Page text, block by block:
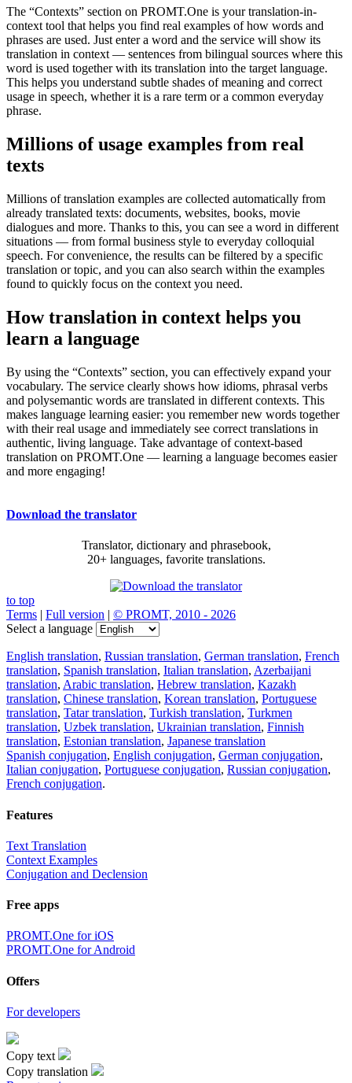
The “Contexts” section on PROMT.One is your translation-in-
context tool that helps you find real examples of how words and
phrases are used. Just enter a word and the service will show its
translation in context — sentences from bilingual sources where this
word is used together with its translation into the target language.
This helps you understand subtle shades of meaning and correct
usage in speech, whether it is a rare term or a common everyday
phrase.
Millions of usage examples from real
texts
Millions of translation examples are collected automatically from
already translated texts: documents, websites, books, movie
dialogues and more. Thanks to this, you can see a word in different
situations — from formal business style to everyday colloquial
speech. For convenience, the results can be filtered by a specific
translation or topic, and you can also search within the examples
found to quickly focus on the context you need.
How translation in context helps you
learn a language
By using the “Contexts” section, you can effectively expand your
vocabulary. The service clearly shows how idioms, phrasal verbs
and polysemantic words are translated in different contexts. This
makes language learning easier: you remember new words together
with their real usage and immediately see correct translations in
authentic, living language. Take advantage of context-based
translation on PROMT.One — learning a language becomes easier
and more engaging!
Download the translator
Translator, dictionary and phrasebook,
20+ languages, favorite translations.
to top
Terms | Full version | © PROMT, 2010 - 2026
Select a language
English translation, Russian translation, German translation, French
translation, Spanish translation, Italian translation, Azerbaijani
translation, Arabic translation, Hebrew translation, Kazakh
translation, Chinese translation, Korean translation, Portuguese
translation, Tatar translation, Turkish translation, Turkmen
translation, Uzbek translation, Ukrainian translation, Finnish
translation, Estonian translation, Japanese translation
Spanish conjugation, English conjugation, German conjugation,
Italian conjugation, Portuguese conjugation, Russian conjugation,
French conjugation.
Features
Text Translation
Context Examples
Conjugation and Declension
Free apps
PROMT.One for iOS
PROMT.One for Android
Offers
For developers
Copy text
Copy translation